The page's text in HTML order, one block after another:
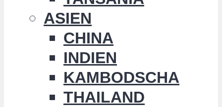
ASIEN
CHINA
INDIEN
KAMBODSCHA
THAILAND